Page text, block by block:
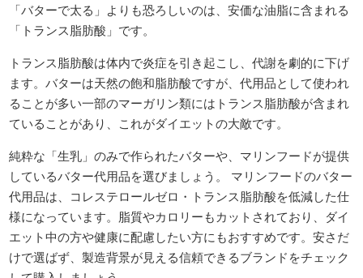
「バターで太る」よりも恐ろしいのは、安価な油脂に含まれる
「トランス脂肪酸」です。
トランス脂肪酸は体内で炎症を引き起こし、代謝を劇的に下げ
ます。バターは天然の飽和脂肪酸ですが、代用品として使われ
ることが多い一部のマーガリン類にはトランス脂肪酸が含まれ
ていることがあり、これがダイエットの大敵です。
純粋な「生乳」のみで作られたバターや、マリンフードが提供
しているバター代用品を選びましょう。 マリンフードのバター
代用品は、コレステロールゼロ・トランス脂肪酸を低減した仕
様になっています。脂質やカロリーもカットされており、ダイ
エット中の方や健康に配慮したい方にもおすすめです。安さだ
けで選ばず、製造背景が見える信頼できるブランドをチェック